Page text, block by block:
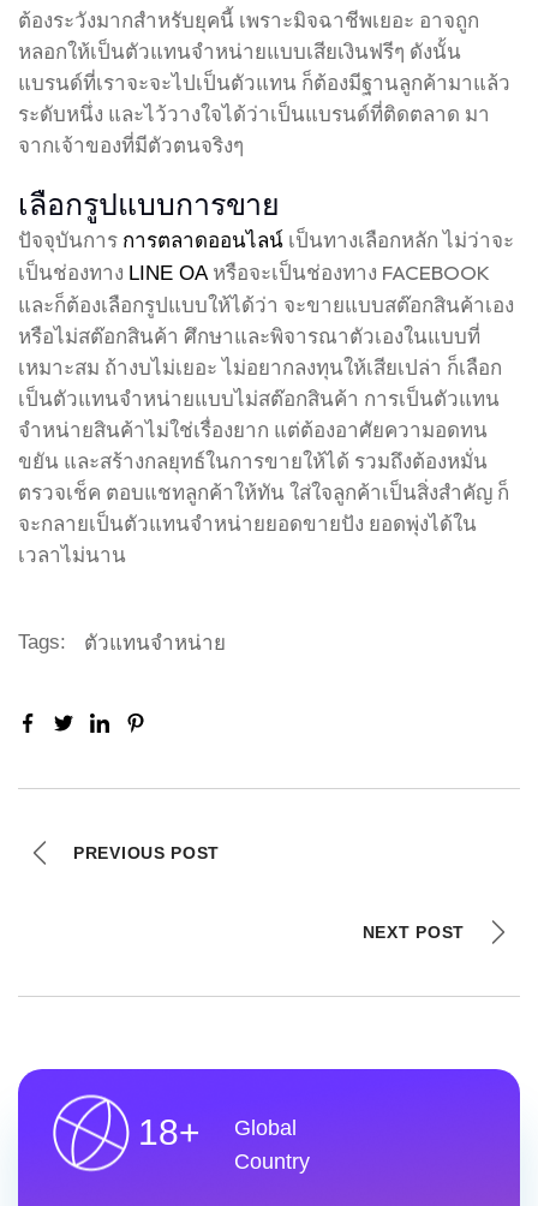
ต้องระวังมากสำหรับยุคนี้ เพราะมิจฉาชีพเยอะ อาจถูก
หลอกให้เป็นตัวแทนจำหน่ายแบบเสียเงินฟรีๆ ดังนั้น
แบรนด์ที่เราจะจะไปเป็นตัวแทน ก็ต้องมีฐานลูกค้ามาแล้ว
ระดับหนึ่ง และไว้วางใจได้ว่าเป็นแบรนด์ที่ติดตลาด มา
จากเจ้าของที่มีตัวตนจริงๆ
เลือกรูปแบบการขาย
ปัจจุบันการ การตลาดออนไลน์ เป็นทางเลือกหลัก ไม่ว่าจะ
เป็นช่องทาง LINE OA หรือจะเป็นช่องทาง FACEBOOK
และก็ต้องเลือกรูปแบบให้ได้ว่า จะขายแบบสต๊อกสินค้าเอง
หรือไม่สต๊อกสินค้า ศึกษาและพิจารณาตัวเองในแบบที่
เหมาะสม ถ้างบไม่เยอะ ไม่อยากลงทุนให้เสียเปล่า ก็เลือก
เป็นตัวแทนจำหน่ายแบบไม่สต๊อกสินค้า การเป็นตัวแทน
จำหน่ายสินค้าไม่ใช่เรื่องยาก แต่ต้องอาศัยความอดทน
ขยัน และสร้างกลยุทธ์ในการขายให้ได้ รวมถึงต้องหมั่น
ตรวจเช็ค ตอบแชทลูกค้าให้ทัน ใส่ใจลูกค้าเป็นสิ่งสำคัญ ก็
จะกลายเป็นตัวแทนจำหน่ายยอดขายปัง ยอดพุ่งได้ใน
เวลาไม่นาน
Tags: ตัวแทนจำหน่าย
PREVIOUS POST
NEXT POST
18+
Global
Country